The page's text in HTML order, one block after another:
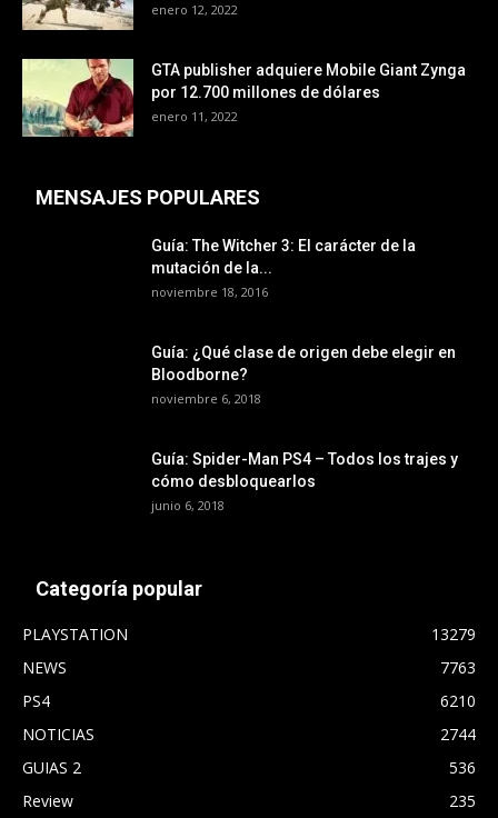
enero 12, 2022
GTA publisher adquiere Mobile Giant Zynga
por 12.700 millones de dólares
enero 11, 2022
MENSAJES POPULARES
Guía: The Witcher 3: El carácter de la
mutación de la...
noviembre 18, 2016
Guía: ¿Qué clase de origen debe elegir en
Bloodborne?
noviembre 6, 2018
Guía: Spider-Man PS4 – Todos los trajes y
cómo desbloquearlos
junio 6, 2018
Categoría popular
PLAYSTATION
13279
NEWS
7763
PS4
6210
NOTICIAS
2744
GUIAS 2
536
Review
235